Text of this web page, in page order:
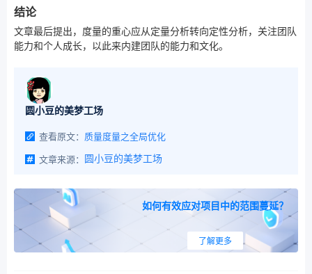
结论
文章最后提出，度量的重心应从定量分析转向定性分析，关注团队
能力和个人成长，以此来内建团队的能力和文化。
圆小豆的美梦工场
查看原文： 质量度量之全局优化
文章来源：
圆小豆的美梦工场
如何有效应对项目中的范围蔓延？
了解更多